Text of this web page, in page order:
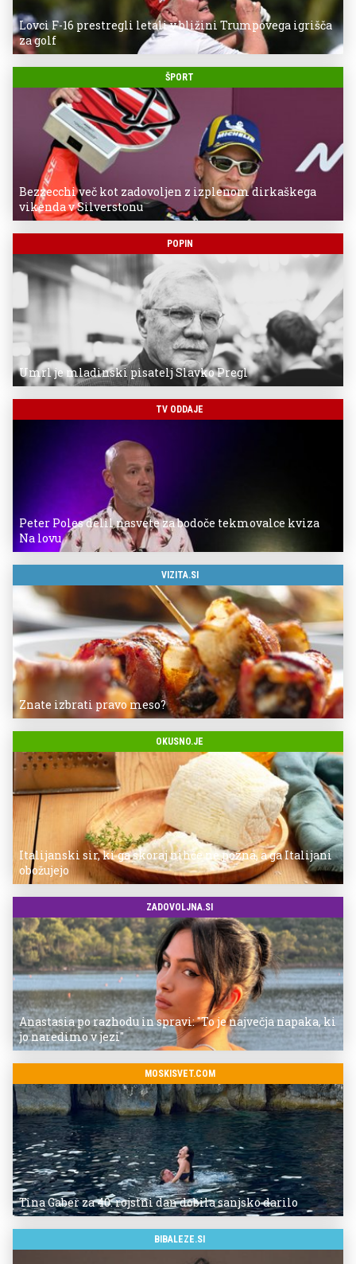
Lovci F-16 prestregli letali v bližini Trumpovega igrišča
za golf
ŠPORT
Bezzecchi več kot zadovoljen z izplenom dirkaškega
vikenda v Silverstonu
POPIN
Umrl je mladinski pisatelj Slavko Pregl
TV ODDAJE
Peter Poles delil nasvete za bodoče tekmovalce kviza
Na lovu
VIZITA.SI
Znate izbrati pravo meso?
OKUSNO.JE
Italijanski sir, ki ga skoraj nihče ne pozna, a ga Italijani
obožujejo
ZADOVOLJNA.SI
Anastasia po razhodu in spravi: "To je največja napaka, ki
jo naredimo v jezi"
MOSKISVET.COM
Tina Gaber za 40. rojstni dan dobila sanjsko darilo
BIBALEZE.SI